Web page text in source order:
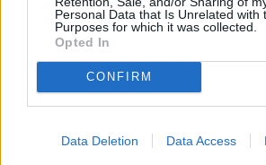
Personal Data that Is Unrelated with
Purposes for which it was collected.
Opted In
CONFIRM
Data Deletion Data Access
Υπερταμείο